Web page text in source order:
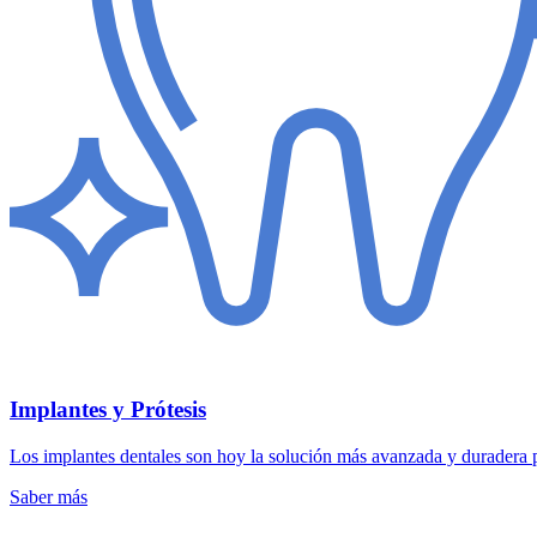
Implantes y Prótesis
Los implantes dentales son hoy la solución más avanzada y
Saber más